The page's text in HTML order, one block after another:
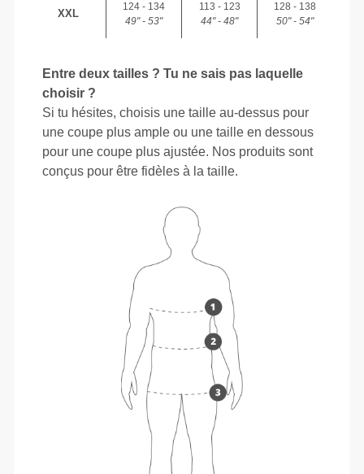
XXL
124 - 134
49" - 53"
113 - 123
44" - 48"
128 - 138
50" - 54"
Entre deux tailles ? Tu ne sais pas laquelle
choisir ?
Si tu hésites, choisis une taille au-dessus pour
une coupe plus ample ou une taille en dessous
pour une coupe plus ajustée. Nos produits sont
conçus pour être fidèles à la taille.